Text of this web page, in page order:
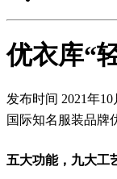
优衣库“
发布时间 2021年
国际知名服装品牌
五大功能，九大工